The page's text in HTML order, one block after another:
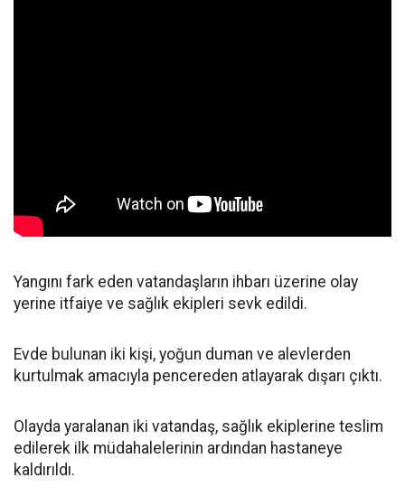
Yangını fark eden vatandaşların ihbarı üzerine olay
yerine itfaiye ve sağlık ekipleri sevk edildi.
Evde bulunan iki kişi, yoğun duman ve alevlerden
kurtulmak amacıyla pencereden atlayarak dışarı çıktı.
Olayda yaralanan iki vatandaş, sağlık ekiplerine teslim
edilerek ilk müdahalelerinin ardından hastaneye
kaldırıldı.